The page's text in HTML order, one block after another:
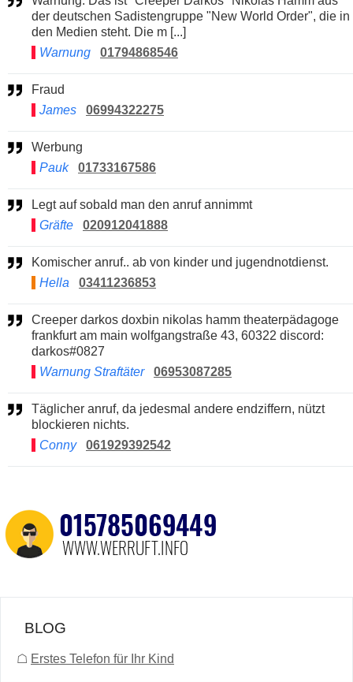
der deutschen Sadistengruppe "New World Order", die in
den Medien steht. Die m [...]
Warnung
01794868546
Fraud
James
06994322275
Werbung
Pauk
01733167586
Legt auf sobald man den anruf annimmt
Gräfte
020912041888
Komischer anruf.. ab von kinder und jugendnotdienst.
Hella
03411236853
Creeper darkos doxbin nikolas hamm theaterpädagoge
frankfurt am main wolfgangstraße 43, 60322 discord:
darkos#0827
Warnung Straftäter
06953087285
Täglicher anruf, da jedesmal andere endziffern, nützt
blockieren nichts.
Conny
061929392542
BLOG
☖ Erstes Telefon für Ihr Kind